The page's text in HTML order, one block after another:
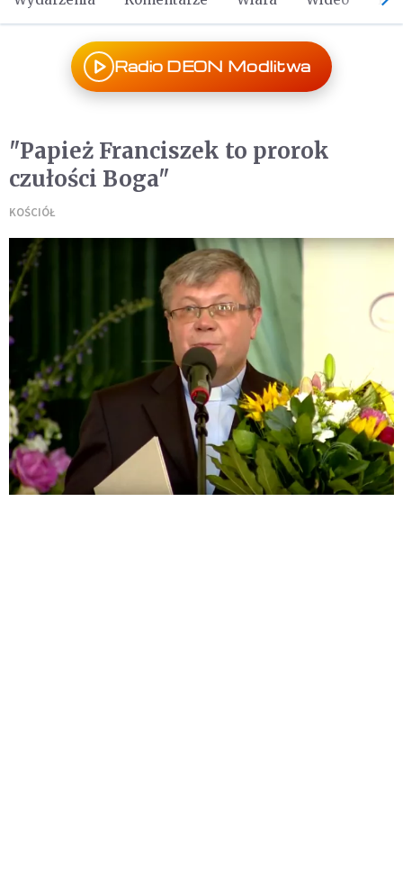
Radio DEON Modlitwa
"Papież Franciszek to prorok
czułości Boga"
KOŚCIÓŁ